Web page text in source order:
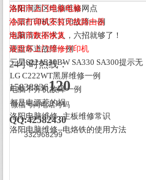
洛阳市上门维修电脑
洛阳市调试安装无线路由器
洛阳市数据恢复
洛阳市上门维修打印机
24小时热线：
15838836120
微信号同电话号码
QQ:42582430
332968299
洛阳涧西区电脑维修网点
小票打印机不打印故障一例
电脑清灰不求人，六招就够了！
硬盘坏道故障一例
三星S22A330BW SA330 SA300提示无
LG C222WT黑屏维修一例
电脑不开机故障一例
都是电源惹的祸
洛阳电脑维修--主板维修常识
洛阳电脑维修--电烙铁的使用方法